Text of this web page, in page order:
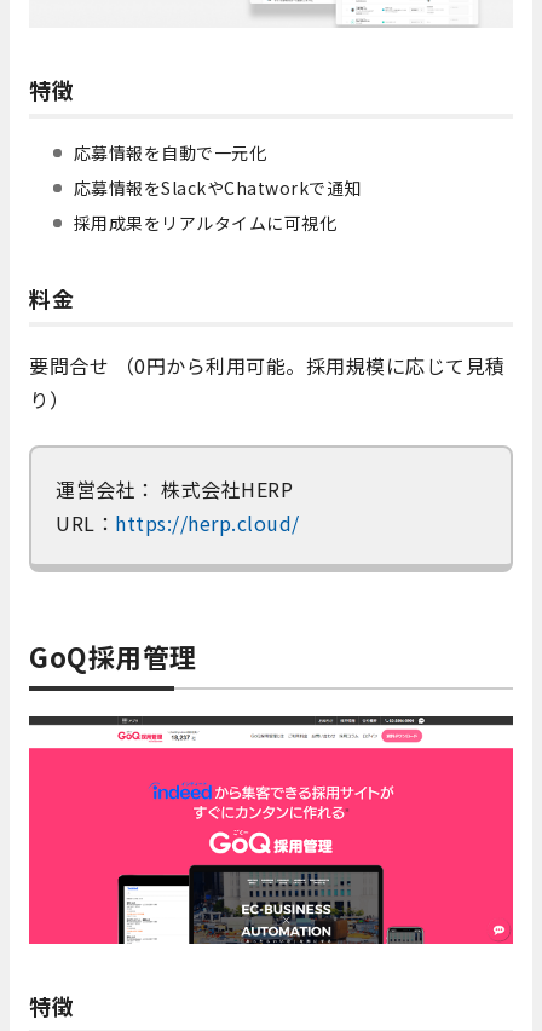
特徴
応募情報を自動で一元化
応募情報をSlackやChatworkで通知
採用成果をリアルタイムに可視化
料金
要問合せ （0円から利用可能。採用規模に応じて見積
り）
運営会社： 株式会社HERP
URL： https://herp.cloud/
GoQ採用管理
特徴